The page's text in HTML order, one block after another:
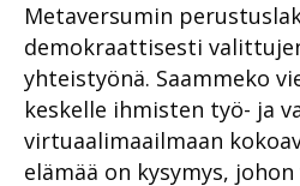
Metaversumin
demokraattisesti
yhteistyönä. Saammeko
keskelle ihmisten työ- ja
virtuaalimaailmaan
elämää on kysymys,